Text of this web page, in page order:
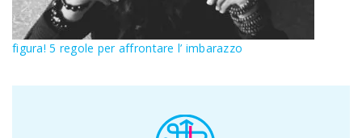
figura! 5 regole per affrontare l’ imbarazzo